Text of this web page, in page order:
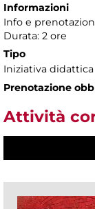
Informazioni
Info e
Durata: 2 ore
Tipo
Iniziativa didattica
Prenotazione
Attività